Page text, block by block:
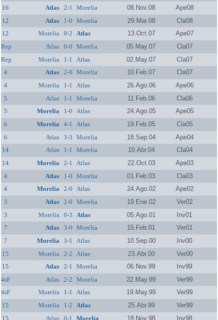
16
Atlas 2-1 Morelia 08.Nov.08
Ape08
12
Atlas 1-0 Morelia 29.Mar.08
Cla08
12
Morelia 0-2 Atlas 13.Oct.07
Ape07
Rep
Atlas 0-0 Morelia 05.May.07
Cla07
Rep
Morelia 1-1 Atlas 02.May.07
Cla07
4
Atlas 2-0 Morelia 10.Feb.07
Cla07
4
Morelia 1-1 Atlas 26.Ago.06
Ape06
5
Atlas 1-1 Morelia 11.Feb.06
Cla06
5
Morelia 1-0 Atlas 24.Ago.05
Ape05
6
Morelia 4-1 Atlas 19.Feb.05
Cla05
6
Atlas 3-3 Morelia 18.Sep.04
Ape04
14
Atlas 1-1 Morelia 10.Abr.04
Cla04
14
Morelia 2-1 Atlas 22.Oct.03
Ape03
4
Atlas 1-0 Morelia 01.Feb.03
Cla03
4
Morelia 2-0 Atlas 24.Ago.02
Ape02
3
Atlas 2-0 Morelia 19.Ene.02
Ver02
3
Morelia 0-3 Atlas 05.Ago.01
Inv01
7
Atlas 3-0 Morelia 15.Feb.01
Ver01
7
Morelia 3-1 Atlas 10.Sep.00
Inv00
15
Morelia 2-2 Atlas 23.Abr.00
Ver00
15
Atlas 2-1 Morelia 06.Nov.99
Inv99
4sF
Atlas 2-2 Morelia 22.May.99
Ver99
4sF
Morelia 1-1 Atlas 19.May.99
Ver99
15
Morelia 1-2 Atlas 25.Abr.99
Ver99
15
Atlas 0-1 Morelia 18.Nov.98
Inv98